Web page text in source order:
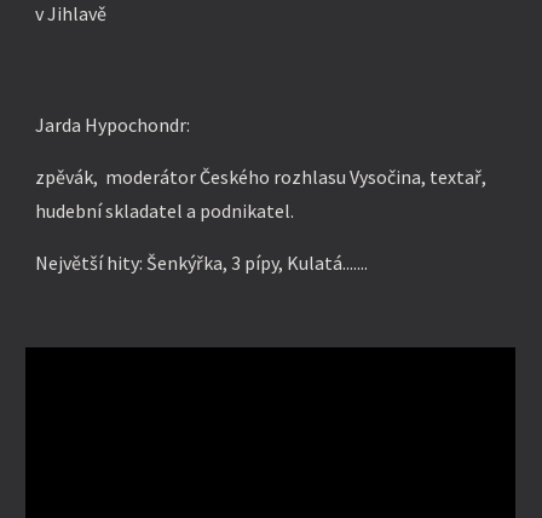
v Jihlavě
Jarda Hypochondr:
zpěvák, moderátor Českého rozhlasu Vysočina, textař,
hudební skladatel a podnikatel.
Největší hity: Šenkýřka, 3 pípy, Kulatá.......